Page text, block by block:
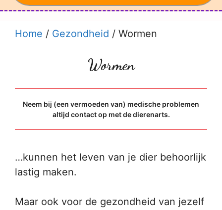
Home / Gezondheid / Wormen
Wormen
Neem bij (een vermoeden van) medische problemen
altijd contact op met de dierenarts.
…kunnen het leven van je dier behoorlijk
lastig maken.
Maar ook voor de gezondheid van jezelf